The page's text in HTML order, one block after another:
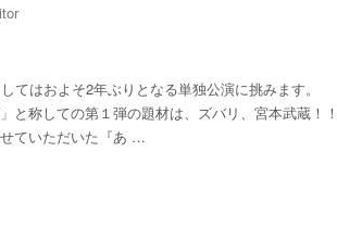
てはおよそ2年ぶりとなる単独公演に挑みます。
と称しての第１弾の題材は、ズバリ、宮本武蔵！！
ていただいた『あ …